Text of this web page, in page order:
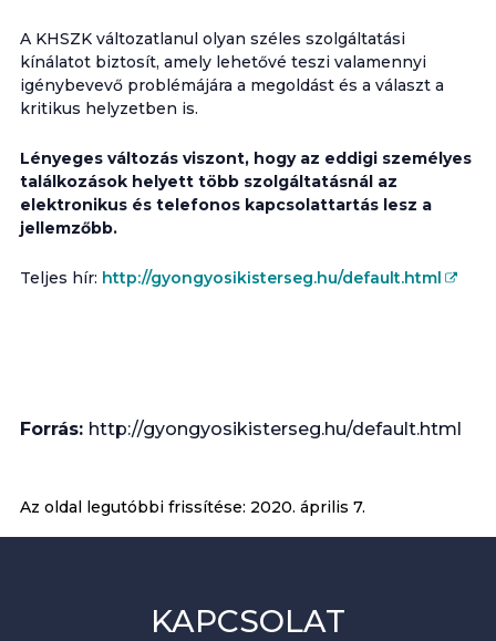
A KHSZK változatlanul olyan széles szolgáltatási
kínálatot biztosít, amely lehetővé teszi valamennyi
igénybevevő problémájára a megoldást és a választ a
kritikus helyzetben is.
Lényeges változás viszont, hogy az eddigi személyes
találkozások helyett több szolgáltatásnál az
elektronikus és telefonos kapcsolattartás lesz a
jellemzőbb.
Teljes hír: http://gyongyosikisterseg.hu/default.html
Forrás: http://gyongyosikisterseg.hu/default.html
Az oldal legutóbbi frissítése: 2020. április 7.
KAPCSOLAT